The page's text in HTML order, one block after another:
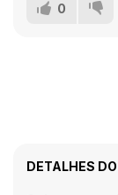
0
DETALHES